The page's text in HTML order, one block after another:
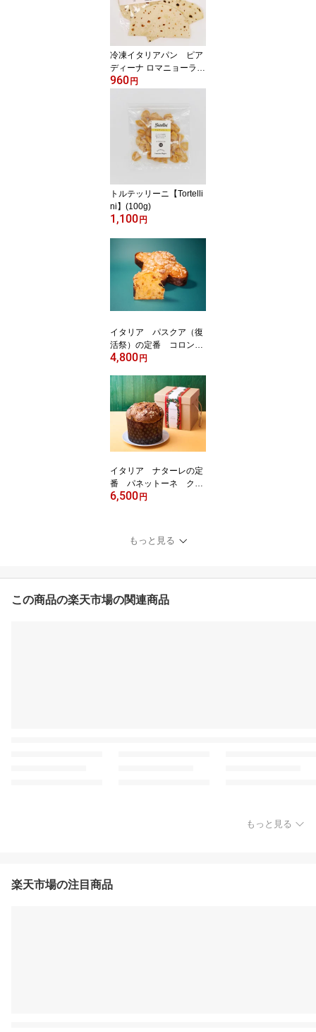
冷凍イタリアパン ピア
ディーナ ロマニョーラ
リミニ風（4枚）【Piadi
960円
トルテッリーニ【Tortelli
ni】(100g)
1,100円
イタリア パスクア（復
活祭）の定番 コロンバ
ディ パスクア 500g【Co
4,800円
イタリア ナターレの定
番 パネットーネ クラ
ッシコ グランデ 1kg
6,500円
もっと見る
この商品の楽天市場の関連商品
もっと見る
楽天市場の注目商品